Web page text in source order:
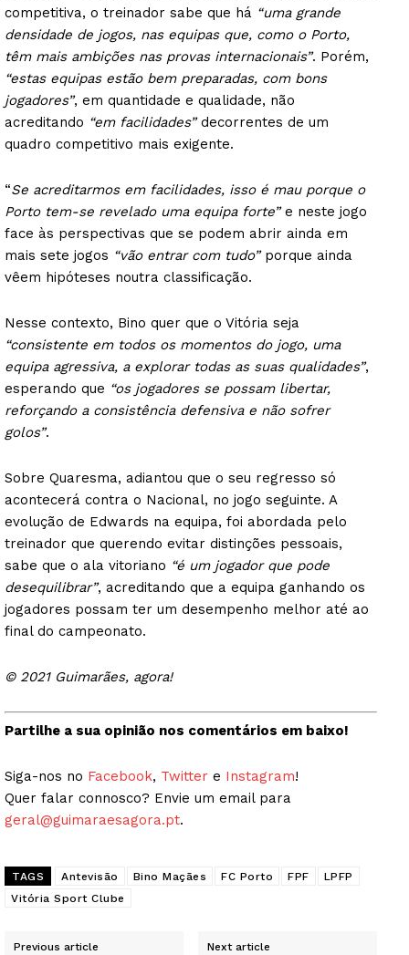
competitiva, o treinador sabe que há “uma grande
densidade de jogos, nas equipas que, como o Porto,
têm mais ambições nas provas internacionais”. Porém,
“estas equipas estão bem preparadas, com bons
jogadores”, em quantidade e qualidade, não
acreditando “em facilidades”decorrentes de um
quadro competitivo mais exigente.
“Se acreditarmos em facilidades, isso é mau porque o
Porto tem-se revelado uma equipa forte”e neste jogo
face às perspectivas que se podem abrir ainda em
mais sete jogos “vão entrar com tudo”porque ainda
vêem hipóteses noutra classificação.
Nesse contexto, Bino quer que o Vitória seja
“consistente em todos os momentos do jogo, uma
equipa agressiva, a explorar todas as suas qualidades”,
esperando que “os jogadores se possam libertar,
reforçando a consistência defensiva e não sofrer
golos”.
Sobre Quaresma, adiantou que o seu regresso só
acontecerá contra o Nacional, no jogo seguinte. A
evolução de Edwards na equipa, foi abordada pelo
treinador que querendo evitar distinções pessoais,
sabe que o ala vitoriano “é um jogador que pode
desequilibrar”, acreditando que a equipa ganhando os
jogadores possam ter um desempenho melhor até ao
final do campeonato.
© 2021 Guimarães, agora!
Partilhe a sua opinião nos comentários em baixo!
Siga-nos no Facebook, Twitter e Instagram!
Quer falar connosco? Envie um email para
geral@guimaraesagora.pt.
TAGS Antevisão Bino Maçães FC Porto FPF
LPFP
Vitória Sport Clube
Previous article Next article